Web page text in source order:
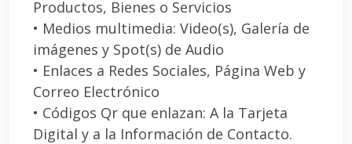
Productos, Bienes o Servicios
• Medios multimedia: Video(s), Galería de
imágenes y Spot(s) de Audio
• Enlaces a Redes Sociales, Página Web y
Correo Electrónico
• Códigos Qr que enlazan: A la Tarjeta
Digital y a la Información de Contacto.